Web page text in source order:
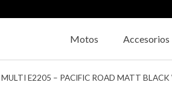
Motos Accesorios
E2205 – PACIFIC ROAD MATT BLACK